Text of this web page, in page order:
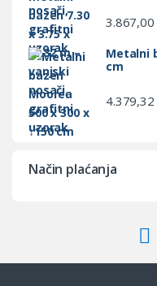
3.867,00
Metalni
cm
4.379,32
Način plaćanja